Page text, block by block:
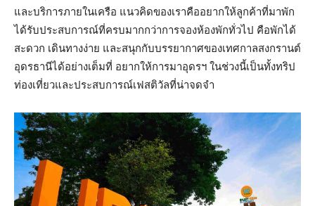
และบริการภายในเครือ แนวคิดของเราคืออยากให้ลูกค้าที่มาพัก
ได้รับประสบการณ์ที่ครบมากกว่าการจองห้องพักทั่วไป คือพักได้
สะดวก เดินทางง่าย และสนุกกับบรรยากาศของเทศกาลสงกรานต์
อุดรธานีได้อย่างเต็มที่ อยากให้การมาอุดรฯ ในช่วงนี้เป็นทั้งทริป
ท่องเที่ยวและประสบการณ์เฟสติวัลที่น่าจดจำ